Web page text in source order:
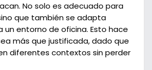
No solo es adecuado para
que también se adapta
entorno de oficina. Esto hace
más que justificada, dado que
diferentes contextos sin perder